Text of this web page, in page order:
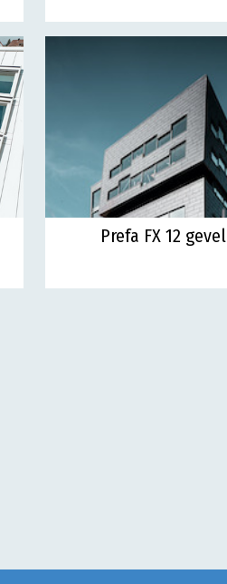
Prefa FX 12 gevel